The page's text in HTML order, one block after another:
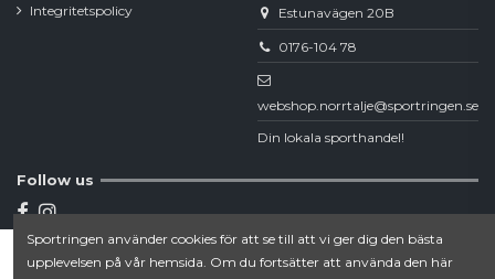
Lägg till i varukorgen
Integritetspolicy
Estunavägen 20B
0176-104 78
webshop.norrtalje@sportringen.se
Din lokala sporthandel!
Follow us
Newsletter
Sportringen använder cookies för att se till att vi ger dig den bästa
upplevelsen på vår hemsida. Om du fortsätter att använda den här